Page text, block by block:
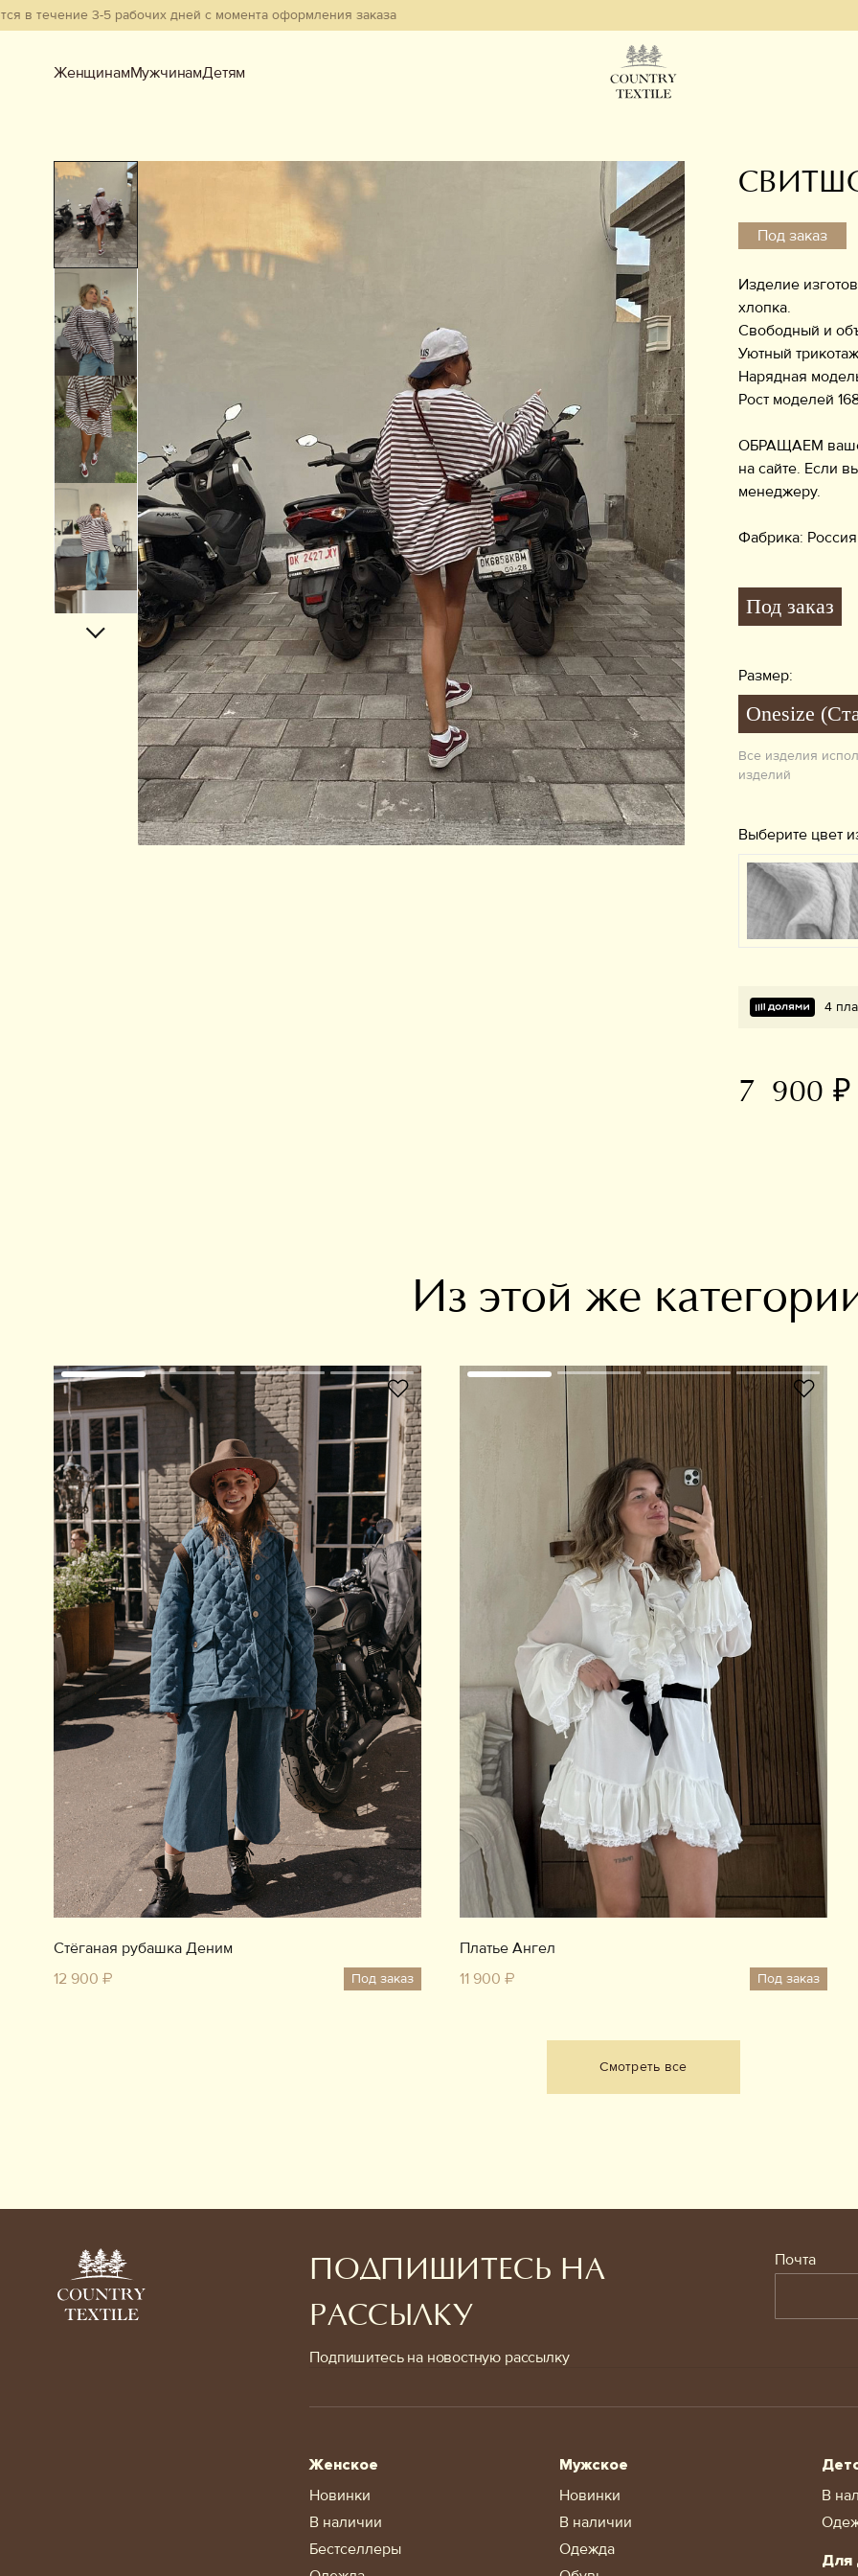
3-5 рабочих дней с момента оформления заказа
ЖенщинамМужчинамДетям
Смотреть всё
Новинки
В наличии
Бестселлеры
Одежда
Обувь
Аксессуары
Украшения
Дом
Подарочный сертификат
Под заказ
Изделие
хлопка.
Свободный и
Уютный
Нарядная
Рост моделей
ОБРАЩАЕМ ваше
на сайте. Если
менеджеру.
Фабрика:
Под заказ
Размер:
Onesize
Все изделия
изделий
Выберите цвет
4
7 900 ₽
Из этой же
Стёганая рубашка Деним
12 900 ₽
Под заказ
В избранное
Платье Ангел
11 900 ₽
Под заказ
В избранное
Смотреть все
ПОДПИШИТЕСЬ НА
РАССЫЛКУ
Подпишитесь на новостную рассылку
Почта
Женское
Новинки
В наличии
Бестселлеры
Мужское
Новинки
В наличии
Одежда
В
Для